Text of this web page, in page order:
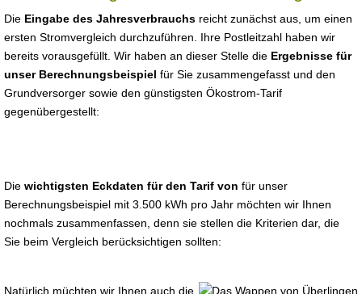
Die Eingabe des Jahresverbrauchs reicht zunächst aus, um einen
ersten Stromvergleich durchzuführen. Ihre Postleitzahl haben wir
bereits vorausgefüllt. Wir haben an dieser Stelle die Ergebnisse für
unser Berechnungsbeispiel für Sie zusammengefasst und den
Grundversorger sowie den günstigsten Ökostrom-Tarif
gegenübergestellt:
Die wichtigsten Eckdaten für den Tarif von für unser
Berechnungsbeispiel mit 3.500 kWh pro Jahr möchten wir Ihnen
nochmals zusammenfassen, denn sie stellen die Kriterien dar, die
Sie beim Vergleich berücksichtigen sollten:
Natürlich müchten wir Ihnen auch die